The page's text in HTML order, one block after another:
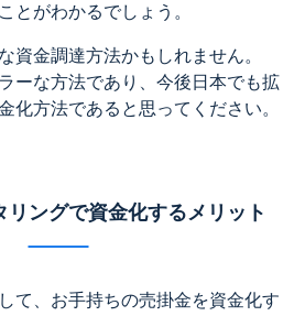
とがわかるでしょう。
資金調達方法かもしれません。
ーな方法であり、今後日本でも拡
化方法であると思ってください。
リングで資金化するメリット
て、お手持ちの売掛金を資金化す